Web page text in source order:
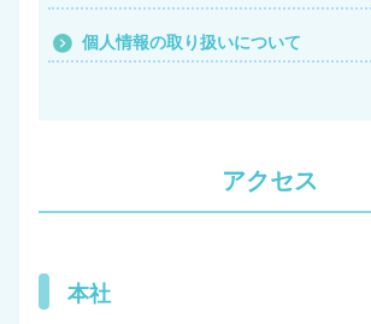
会社案内
会社概要
個人情報の取り扱いについて
個人情報の取り扱いについて
アクセス
本社